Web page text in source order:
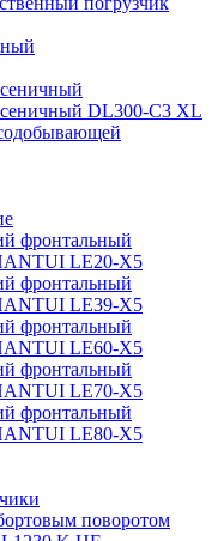
DL300-C3 XL
фронтальный
LE20-X5
фронтальный
LE39-X5
фронтальный
LE60-X5
фронтальный
LE70-X5
фронтальный
LE80-X5
поворотом